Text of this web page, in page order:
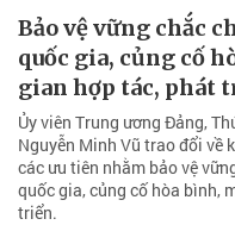
Bảo vệ vững chắc
quốc gia, củng cố
gian hợp tác, phát
Ủy viên Trung ương Đảng,
Nguyễn Minh Vũ trao đổi về
các ưu tiên nhằm bảo vệ
quốc gia, củng cố hòa bình,
triển.